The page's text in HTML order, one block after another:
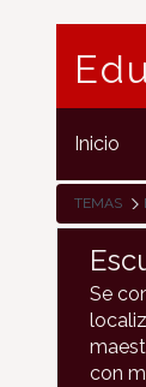
Inicio
TEMAS
Se
con